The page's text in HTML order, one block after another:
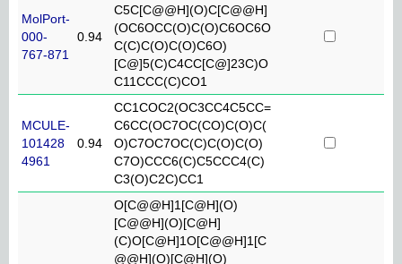
MolPort-
000-
767-871
0.94
C5C[C@@H](O)C[C@@H]
(OC6OCC(O)C(O)C6OC6O
C(C)C(O)C(O)C6O)
[C@]5(C)C4CC[C@]23C)O
C11CCC(C)CO1
MCULE-
101428
4961
0.94
CC1COC2(OC3CC4C5CC=
C6CC(OC7OC(CO)C(O)C(
O)C7OC7OC(C)C(O)C(O)
C7O)CCC6(C)C5CCC4(C)
C3(O)C2C)CC1
O[C@@H]1[C@H](O)
[C@@H](O)[C@H]
(C)O[C@H]1O[C@@H]1[C
@@H](O)[C@H](O)